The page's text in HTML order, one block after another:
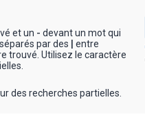
et un - devant un mot qui
par des
entre
trouvé. Utilisez le caractère
des recherches partielles.